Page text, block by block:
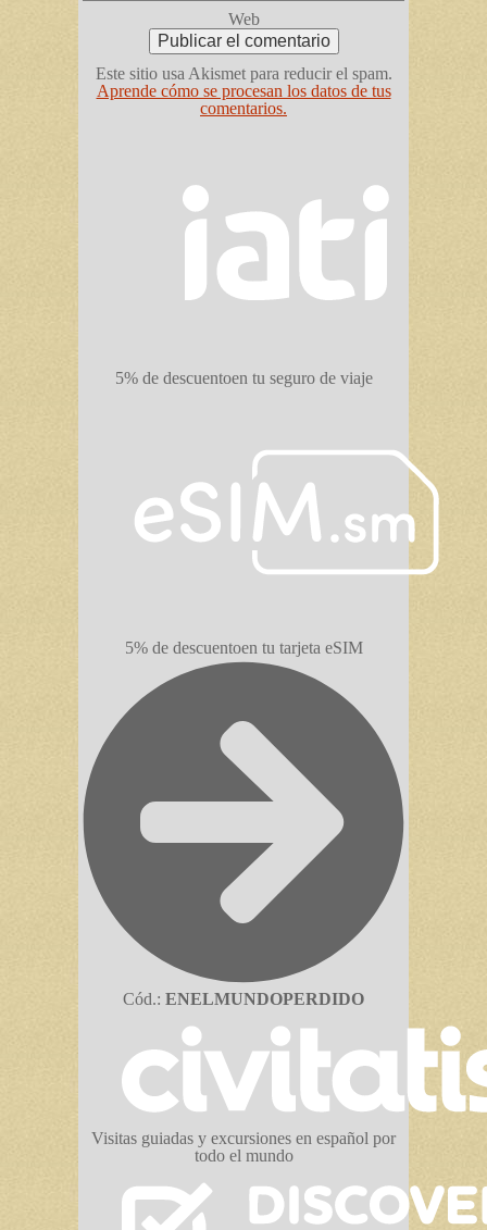
Web
Este sitio usa Akismet para reducir el spam.
Aprende cómo se procesan los datos de tus
comentarios.
5% de descuentoen tu seguro de viaje
5% de descuentoen tu tarjeta eSIM
Cód.: ENELMUNDOPERDIDO
Visitas guiadas y excursiones en español por
todo el mundo